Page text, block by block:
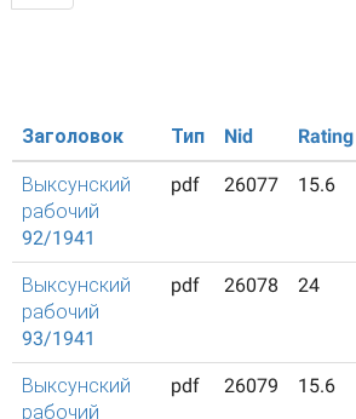
Заголовок Тип Nid Rating
Выксунский
рабочий
92/1941
pdf 26077 15.6
Выксунский
рабочий
93/1941
pdf 26078 24
Выксунский
рабочий
pdf 26079 15.6